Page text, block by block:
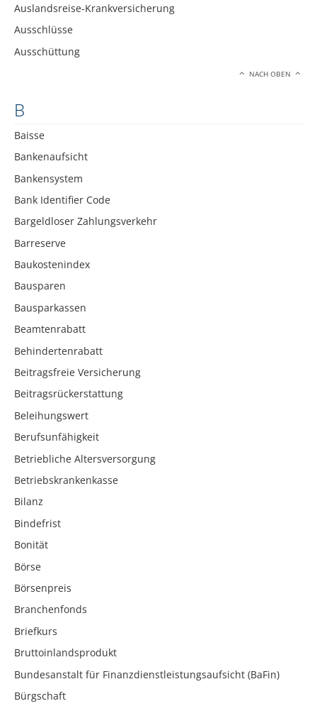
Auslandsreise-Krankversicherung
Ausschlüsse
Ausschüttung
NACH OBEN
B
Baisse
Bankenaufsicht
Bankensystem
Bank Identifier Code
Bargeldloser Zahlungsverkehr
Barreserve
Baukostenindex
Bausparen
Bausparkassen
Beamtenrabatt
Behindertenrabatt
Beitragsfreie Versicherung
Beitragsrückerstattung
Beleihungswert
Berufsunfähigkeit
Betriebliche Altersversorgung
Betriebskrankenkasse
Bilanz
Bindefrist
Bonität
Börse
Börsenpreis
Branchenfonds
Briefkurs
Bruttoinlandsprodukt
Bundesanstalt für Finanzdienstleistungsaufsicht (BaFin)
Bürgschaft